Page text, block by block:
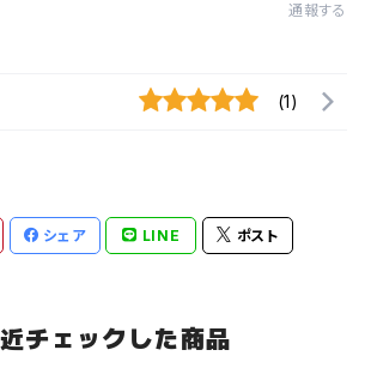
通報する
(1)
シェア LINE ポスト
チェックした商品